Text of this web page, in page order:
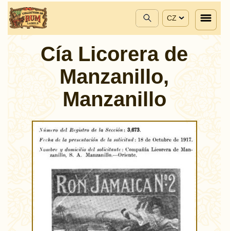
CZ
Cía Licorera de
Manzanillo,
Manzanillo